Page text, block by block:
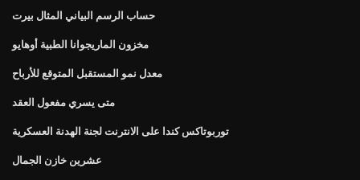
حساب الرسم البياني المثال بيرت
مخزون الماريجوانا الطبية أوهايو
معدل نمو المستقبل المتوقع للأرباح
متى يسري مفعول العقد
توربوتاكس كندا على الانترنت لجنة الهدنة العسكرية
عشرين خازن الجمال